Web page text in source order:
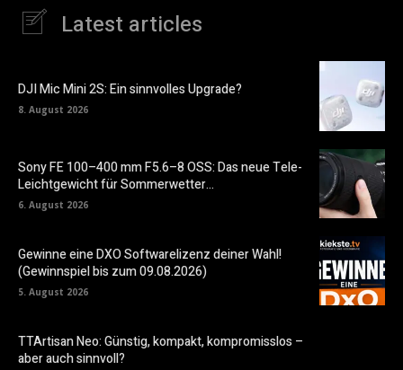
Latest articles
DJI Mic Mini 2S: Ein sinnvolles Upgrade?
8. August 2026
Sony FE 100–400 mm F5.6–8 OSS: Das neue Tele-
Leichtgewicht für Sommerwetter…
6. August 2026
Gewinne eine DXO Softwarelizenz deiner Wahl!
(Gewinnspiel bis zum 09.08.2026)
5. August 2026
TTArtisan Neo: Günstig, kompakt, kompromisslos –
aber auch sinnvoll?